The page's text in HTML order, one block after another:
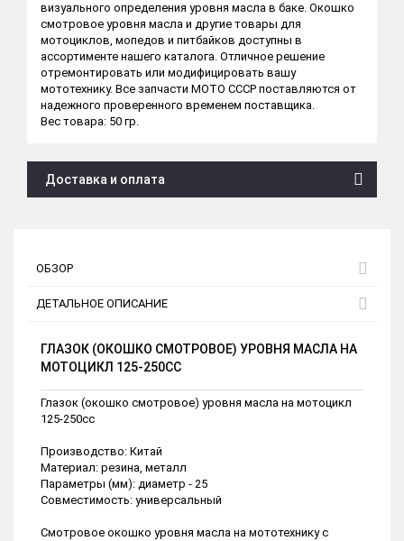
визуального определения уровня масла в баке. Окошко
смотровое уровня масла и другие товары для
мотоциклов, мопедов и питбайков доступны в
ассортименте нашего каталога. Отличное решение
отремонтировать или модифицировать вашу
мототехнику. Все запчасти МОТО СССР поставляются от
надежного проверенного временем поставщика.
Вес товара: 50 гр.
Доставка и оплата
ОБЗОР
ДЕТАЛЬНОЕ ОПИСАНИЕ
ГЛАЗОК (ОКОШКО СМОТРОВОЕ) УРОВНЯ МАСЛА НА
МОТОЦИКЛ 125-250CC
Глазок (окошко смотровое) уровня масла на мотоцикл
125-250cc
Производство: Китай
Материал: резина, металл
Параметры (мм): диаметр - 25
Совместимость: универсальный
Смотровое окошко уровня масла на мототехнику с